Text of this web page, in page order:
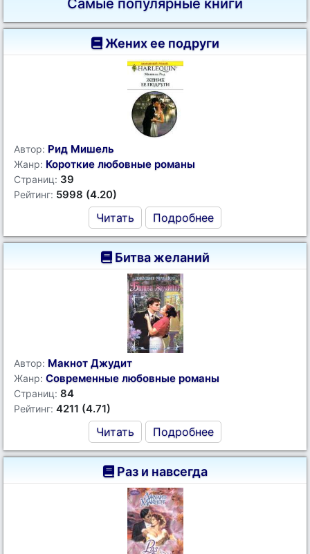
Самые популярные книги
Жених ее подруги
Автор: Рид Мишель
Жанр: Короткие любовные романы
Страниц: 39
Рейтинг: 5998 (4.20)
Читать Подробнее
Битва желаний
Автор: Макнот Джудит
Жанр: Современные любовные романы
Страниц: 84
Рейтинг: 4211 (4.71)
Читать Подробнее
Раз и навсегда